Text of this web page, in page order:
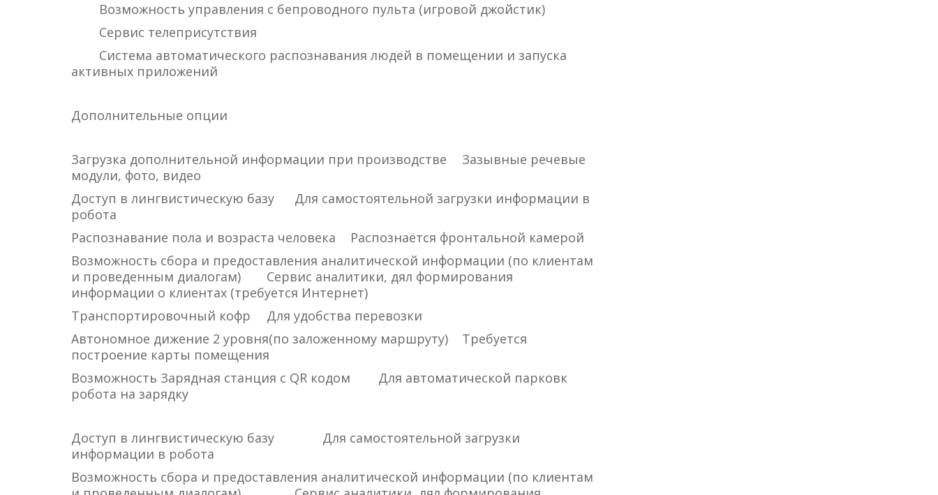
Возможность управления с бепроводного пульта (игровой джойстик)
Сервис телеприсутствия
Система автоматического распознавания людей в помещении и запуска
активных приложений
Дополнительные опции
Загрузка дополнительной информации при производстве
Зазывные речевые
модули, фото, видео
Доступ в лингвистическую базу
Для самостоятельной загрузки информации в
робота
Распознавание пола и возраста человека
Распознаётся фронтальной камерой
Возможность сбора и предоставления аналитической информации (по клиентам
и проведенным диалогам)
Сервис аналитики, дял формирования
информации о клиентах (требуется Интернет)
Транспортировочный кофр
Для удобства перевозки
Автономное дижение 2 уровня(по заложенному маршруту)
Требуется
построение карты помещения
Возможность Зарядная станция с QR кодом
Для автоматической парковк
робота на зарядку
Доступ в лингвистическую базу
Для самостоятельной загрузки
информации в робота
Возможность сбора и предоставления аналитической информации (по клиентам